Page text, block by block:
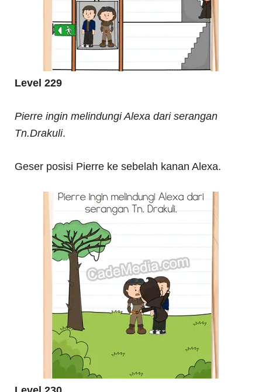
Level 229
Pierre ingin melindungi Alexa dari serangan
Tn.Drakuli.
Geser posisi Pierre ke sebelah kanan Alexa.